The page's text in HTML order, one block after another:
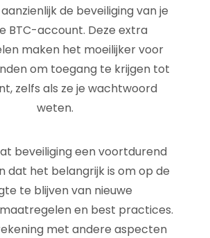
de beveiliging van je
BTC-account. Deze extra
maken het moeilijker voor
om toegang te krijgen tot
zelfs als ze je wachtwoord
weten.
beveiliging een voortdurend
dat het belangrijk is om op de
te blijven van nieuwe
en best practices.
met andere aspecten